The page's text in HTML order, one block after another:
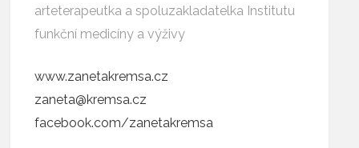
arteterapeutka a spoluzakladatelka Institutu
funkční medicíny a výživy
www.zanetakremsa.cz
zaneta@kremsa.cz
facebook.com/zanetakremsa